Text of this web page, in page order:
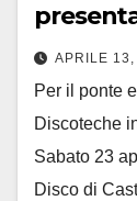
APRILE
Per il ponte
Discoteche
Sabato 23
Disco di